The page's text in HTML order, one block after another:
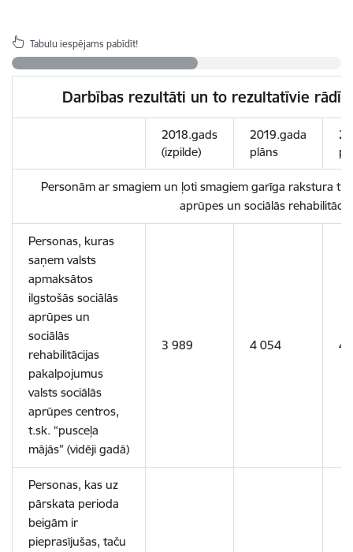
Tabulu iespējams pabīdīt!
Darbības rezultāti un to rezultatīvie
2018.gads
(izpilde)
2019.gada
plāns
Personām ar smagiem un ļoti smagiem garīga rakstura
aprūpes un sociālās
Personas, kuras
saņem valsts
apmaksātos
ilgstošās sociālās
aprūpes un
sociālās
rehabilitācijas
pakalpojumus
valsts sociālās
aprūpes centros,
t.sk. “pusceļa
mājās” (vidēji gadā)
3 989 4 054 4
Personas, kas uz
pārskata perioda
beigām ir
pieprasījušas, taču